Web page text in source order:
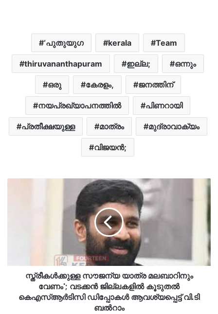
‘പുതുയുഗ kerala Team
thiruvananthapuram ഇല്ല; ഒന്നും
ഒരു കേരളം, ജനത്തിന്
നയപ്രഖ്യാപനത്തിൽ പിണറായി
പ്രതീക്ഷയുള്ള മാത്രം മുദ്രാവാക്യം
വിജയൻ;
സ്ത്രീകൾക്കുള്ള സൗജന്യ യാത്ര മലബാറിനും
വേണം'; വടക്കൻ ജില്ലകളിൽ കൂടുതൽ
കെഎസ്ആർടിസി ഡിപ്പോകൾ ആവശ്യപ്പെട്ട് വി.ടി
ബൽറാം